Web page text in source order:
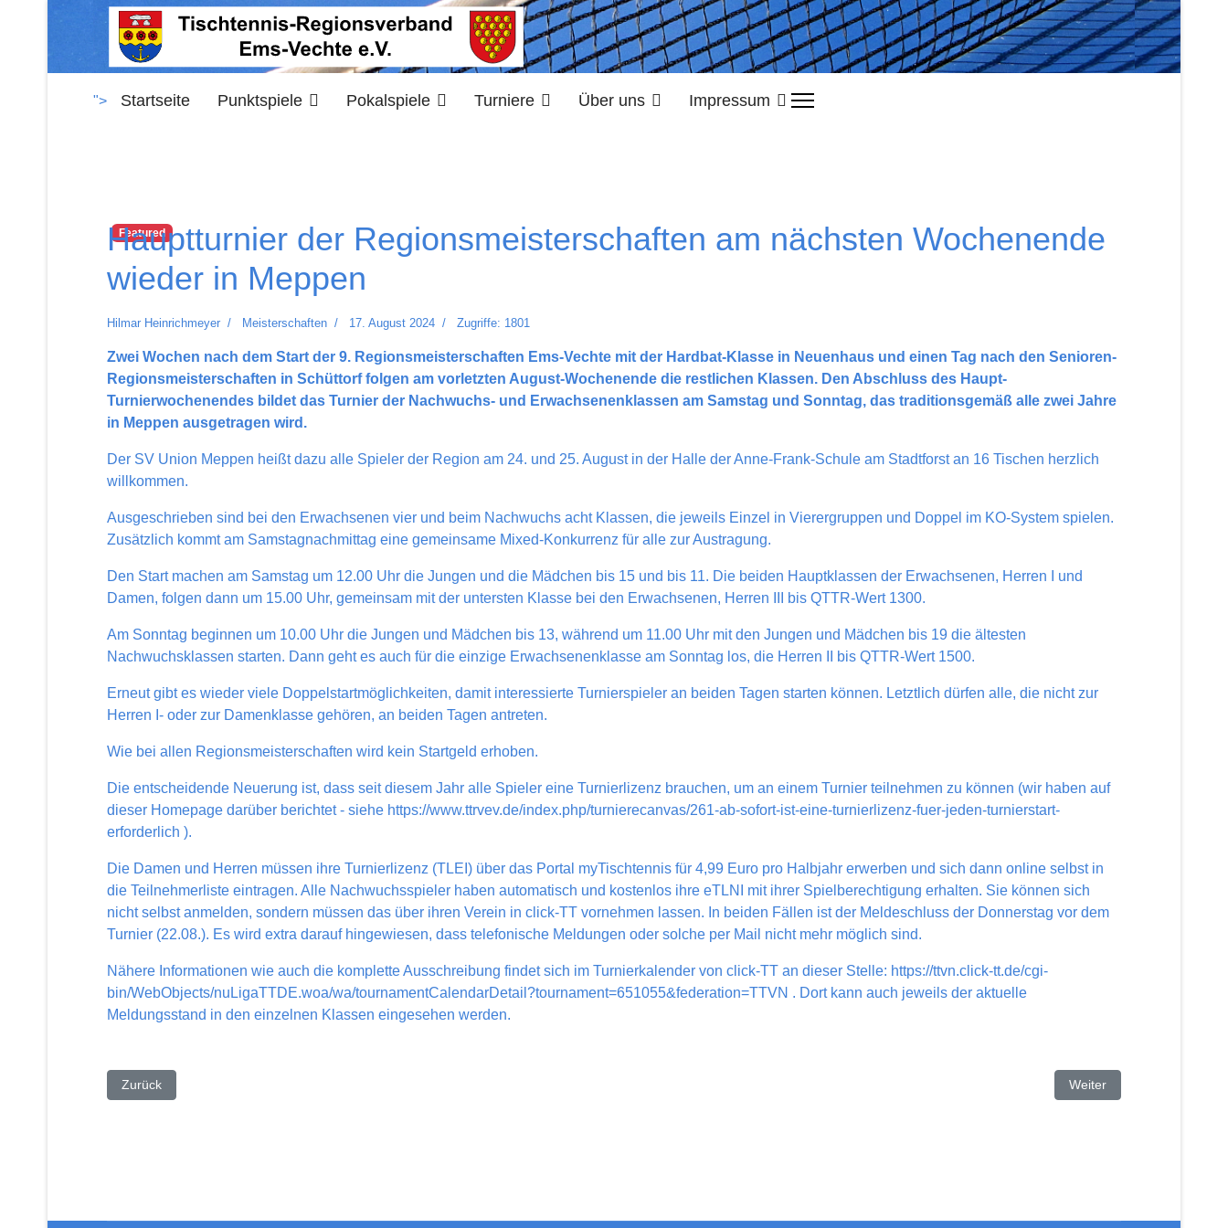
"> Startseite Punktspiele Pokalspiele Turniere Über uns Impressum
Featured
Hauptturnier der Regionsmeisterschaften am nächsten Wochenende
wieder in Meppen
Hilmar Heinrichmeyer Meisterschaften 17. August 2024 Zugriffe: 1801
Zwei Wochen nach dem Start der 9. Regionsmeisterschaften Ems-Vechte mit der Hardbat-Klasse in Neuenhaus und einen Tag nach den Senioren-
Regionsmeisterschaften in Schüttorf folgen am vorletzten August-Wochenende die restlichen Klassen. Den Abschluss des Haupt-
Turnierwochenendes bildet das Turnier der Nachwuchs- und Erwachsenenklassen am Samstag und Sonntag, das traditionsgemäß alle zwei Jahre
in Meppen ausgetragen wird.
Der SV Union Meppen heißt dazu alle Spieler der Region am 24. und 25. August in der Halle der Anne-Frank-Schule am Stadtforst an 16 Tischen herzlich
willkommen.
Ausgeschrieben sind bei den Erwachsenen vier und beim Nachwuchs acht Klassen, die jeweils Einzel in Vierergruppen und Doppel im KO-System spielen.
Zusätzlich kommt am Samstagnachmittag eine gemeinsame Mixed-Konkurrenz für alle zur Austragung.
Den Start machen am Samstag um 12.00 Uhr die Jungen und die Mädchen bis 15 und bis 11. Die beiden Hauptklassen der Erwachsenen, Herren I und
Damen, folgen dann um 15.00 Uhr, gemeinsam mit der untersten Klasse bei den Erwachsenen, Herren III bis QTTR-Wert 1300.
Am Sonntag beginnen um 10.00 Uhr die Jungen und Mädchen bis 13, während um 11.00 Uhr mit den Jungen und Mädchen bis 19 die ältesten
Nachwuchsklassen starten. Dann geht es auch für die einzige Erwachsenenklasse am Sonntag los, die Herren II bis QTTR-Wert 1500.
Erneut gibt es wieder viele Doppelstartmöglichkeiten, damit interessierte Turnierspieler an beiden Tagen starten können. Letztlich dürfen alle, die nicht zur
Herren I- oder zur Damenklasse gehören, an beiden Tagen antreten.
Wie bei allen Regionsmeisterschaften wird kein Startgeld erhoben.
Die entscheidende Neuerung ist, dass seit diesem Jahr alle Spieler eine Turnierlizenz brauchen, um an einem Turnier teilnehmen zu können (wir haben auf
dieser Homepage darüber berichtet - siehe https://www.ttrvev.de/index.php/turnierecanvas/261-ab-sofort-ist-eine-turnierlizenz-fuer-jeden-turnierstart-
erforderlich ).
Die Damen und Herren müssen ihre Turnierlizenz (TLEI) über das Portal myTischtennis für 4,99 Euro pro Halbjahr erwerben und sich dann online selbst in
die Teilnehmerliste eintragen. Alle Nachwuchsspieler haben automatisch und kostenlos ihre eTLNI mit ihrer Spielberechtigung erhalten. Sie können sich
nicht selbst anmelden, sondern müssen das über ihren Verein in click-TT vornehmen lassen. In beiden Fällen ist der Meldeschluss der Donnerstag vor dem
Turnier (22.08.). Es wird extra darauf hingewiesen, dass telefonische Meldungen oder solche per Mail nicht mehr möglich sind.
Nähere Informationen wie auch die komplette Ausschreibung findet sich im Turnierkalender von click-TT an dieser Stelle: https://ttvn.click-tt.de/cgi-
bin/WebObjects/nuLigaTTDE.woa/wa/tournamentCalendarDetail?tournament=651055&federation=TTVN . Dort kann auch jeweils der aktuelle
Meldungsstand in den einzelnen Klassen eingesehen werden.
Vorheriger Beitrag: Kann MKTTlive schon bei den Regionsmeisterschaften genutzt werden?
Zurück Nächster Beitrag:
Weiter